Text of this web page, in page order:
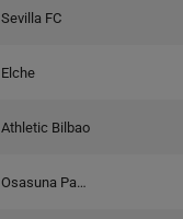
Sevilla FC
Elche
Athletic Bilbao
Osasuna Pampeluna